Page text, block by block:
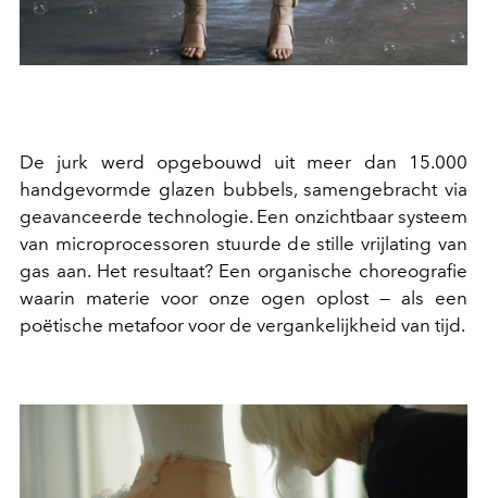
De jurk werd opgebouwd uit meer dan 15.000
handgevormde glazen bubbels, samengebracht via
geavanceerde technologie. Een onzichtbaar systeem
van microprocessoren stuurde de stille vrijlating van
gas aan. Het resultaat? Een organische choreografie
waarin materie voor onze ogen oplost — als een
poëtische metafoor voor de vergankelijkheid van tijd.